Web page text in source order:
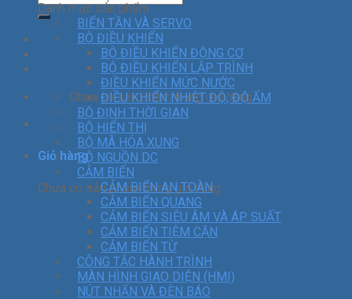
Chưa có sản phẩm trong giỏ hàng.
Giỏ hàng
Chưa có sản phẩm trong giỏ hàng.
Danh mục sản phẩm
BIẾN TẦN VÀ SERVO
BỘ ĐIỀU KHIỂN
BỘ ĐIỀU KHIỂN ĐỘNG CƠ
BỘ ĐIỀU KHIỂN LẬP TRÌNH
ĐIỀU KHIỂN MỨC NƯỚC
ĐIỀU KHIỂN NHIỆT ĐỘ, ĐỘ ẨM
BỘ ĐỊNH THỜI GIAN
BỘ HIỂN THỊ
BỘ MÃ HÓA XUNG
BỘ NGUỒN DC
CẢM BIẾN
CẢM BIẾN AN TOÀN
CẢM BIẾN QUANG
CẢM BIẾN SIÊU ÂM VÀ ÁP SUẤT
CẢM BIẾN TIỆM CẬN
CẢM BIẾN TỪ
CÔNG TẮC HÀNH TRÌNH
MÀN HÌNH GIAO DIỆN (HMI)
NÚT NHẤN VÀ ĐÈN BÁO